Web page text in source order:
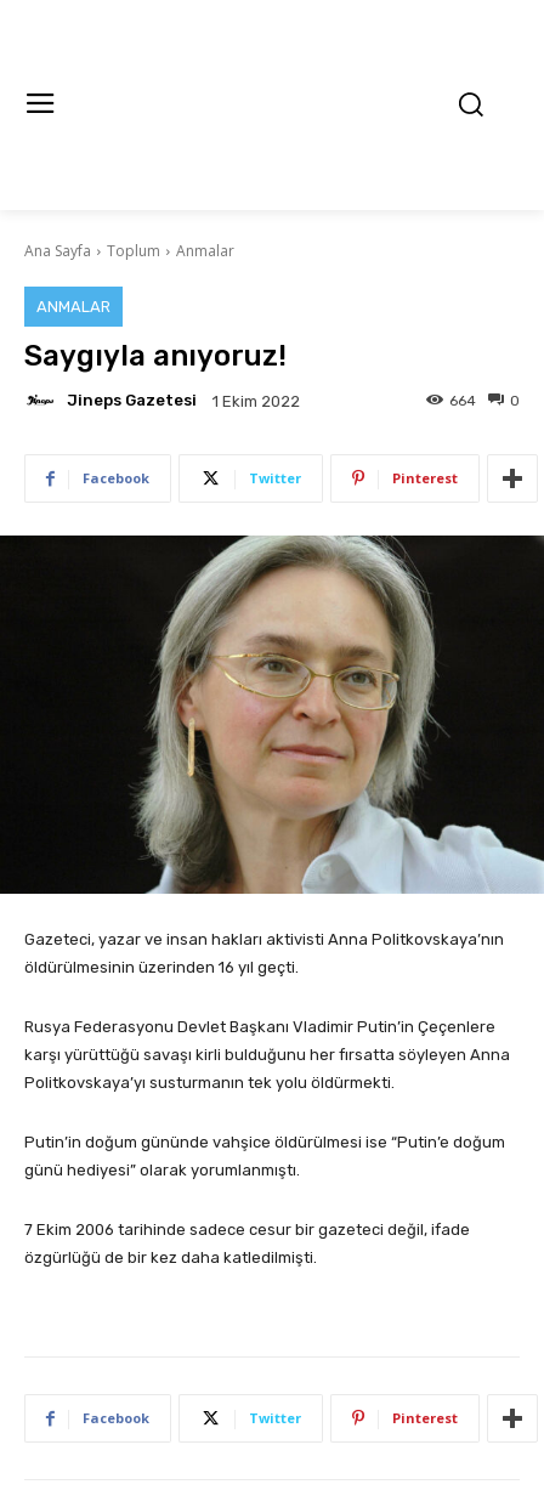
Ana Sayfa Toplum Anmalar
ANMALAR
Saygıyla anıyoruz!
Jineps Gazetesi 1 Ekim 2022 0
664
Facebook Twitter Pinterest
Gazeteci, yazar ve insan hakları aktivisti Anna Politkovskaya’nın
öldürülmesinin üzerinden 16 yıl geçti.
Rusya Federasyonu Devlet Başkanı Vladimir Putin’in Çeçenlere
karşı yürüttüğü savaşı kirli bulduğunu her fırsatta söyleyen Anna
Politkovskaya’yı susturmanın tek yolu öldürmekti.
Putin’in doğum gününde vahşice öldürülmesi ise “Putin’e doğum
günü hediyesi” olarak yorumlanmıştı.
7 Ekim 2006 tarihinde sadece cesur bir gazeteci değil, ifade
özgürlüğü de bir kez daha katledilmişti.
Facebook Twitter Pinterest